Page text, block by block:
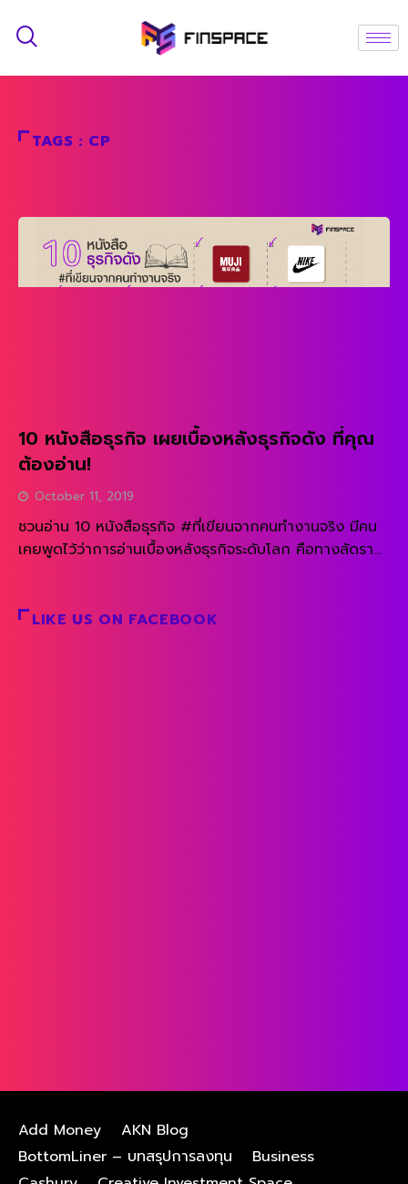
TAGS : CP
10 หนังสือธุรกิจ เผยเบื้องหลังธุรกิจดัง ที่คุณ
ต้องอ่าน!
October 11, 2019
ชวนอ่าน 10 หนังสือธุรกิจ #ที่เขียนจากคนทำงานจริง มีคน
เคยพูดไว้ว่าการอ่านเบื้องหลังธุรกิจระดับโลก คือทางลัดราคา
ให้เลือกอ่านมากมายเต็มไปหมด แต่ส่วนใหญ่แล้วมักเป็นการ
LIKE US ON FACEBOOK
Add Money
AKN Blog
BottomLiner – บทสรุปการลงทุน
Business